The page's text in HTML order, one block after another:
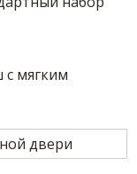
мягким